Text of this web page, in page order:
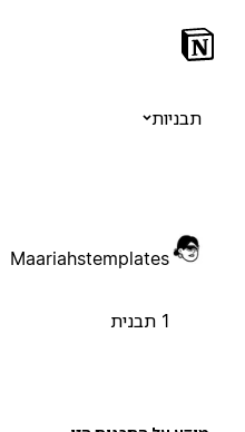
תבניות
Maariahstemplates